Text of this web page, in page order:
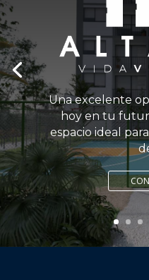
Una excelente
hoy en tu
espacio ideal